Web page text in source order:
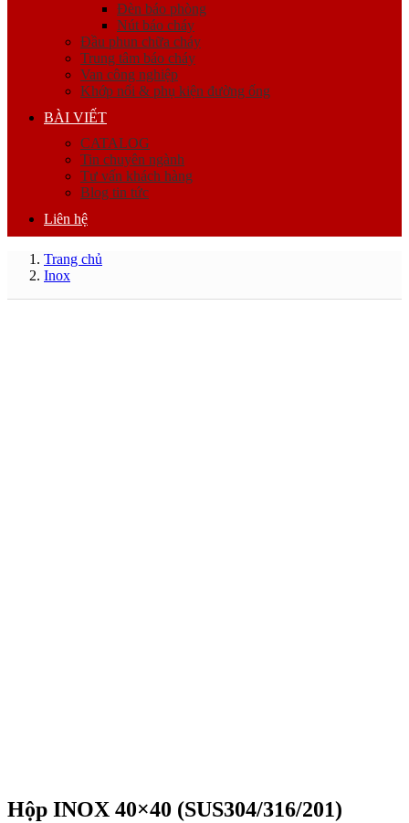
Đèn báo phòng
Nút báo cháy
Đầu phun chữa cháy
Trung tâm báo cháy
Van công nghiệp
Khớp nối & phụ kiện đường ống
BÀI VIẾT
CATALOG
Tin chuyên ngành
Tư vấn khách hàng
Blog tin tức
Liên hệ
Trang chủ
Inox
Hộp INOX 40×40 (SUS304/316/201)